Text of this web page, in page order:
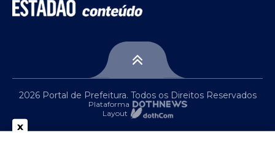
2026 Portal de Prefeitura. Todos os Direitos Reservados
Plataforma
Layout
x